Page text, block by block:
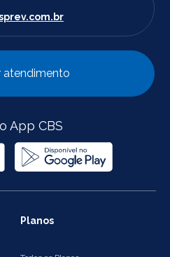
atendimento
App CBS
Planos